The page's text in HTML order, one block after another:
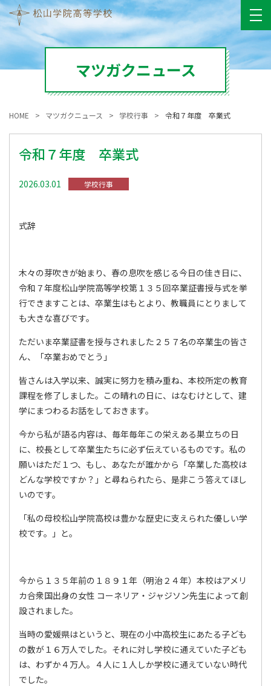
マツガクニュース
HOME マツガクニュース 学校行事 令和７年度 卒業式
令和７年度 卒業式
2026.03.01 学校行事
式辞
木々の芽吹きが始まり、春の息吹を感じる今日の佳き日に、
令和７年度松山学院高等学校第１３５回卒業証書授与式を挙
行できますことは、卒業生はもとより、教職員にとりまして
も大きな喜びです。
ただいま卒業証書を授与されました２５７名の卒業生の皆さ
ん、「卒業おめでとう」
皆さんは入学以来、誠実に努力を積み重ね、本校所定の教育
課程を修了しました。この晴れの日に、はなむけとして、建
学にまつわるお話をしておきます。
今から私が語る内容は、毎年毎年この栄えある巣立ちの日
に、校長として卒業生たちに必ず伝えているものです。私の
願いはただ１つ、もし、あなたが誰かから「卒業した高校は
どんな学校ですか？」と尋ねられたら、是非こう答えてほし
いのです。
「私の母校松山学院高校は豊かな歴史に支えられた優しい学
校です。」と。
今から１３５年前の１８９１年（明治２４年）本校はアメリ
カ合衆国出身の女性 コーネリア・ジャジソン先生によって創
設されました。
当時の愛媛県はというと、現在の小中高校生にあたる子ども
の数が１６万人でした。それに対し学校に通えていた子ども
は、わずか４万人。４人に１人しか学校に通えていない時代
でした。